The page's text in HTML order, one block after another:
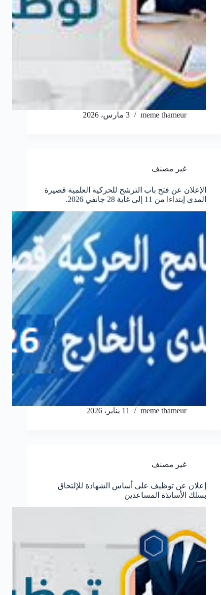
meme thameur 3 مارس، 2026
غير مصنف
الإعلان عن فتح باب الترشح للحركية العلمية قصيرة
المدى إبتداءا من 11 إلى غاية 28 جانفي 2026.
meme thameur 11 يناير، 2026
غير مصنف
إعلان عن توظيف على أساس الشهادة للإلتحاق
بسلك الأساتذة المساعدين